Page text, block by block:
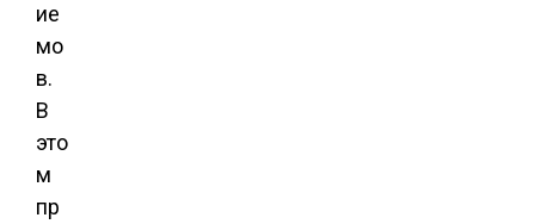
ие
мо
в.
В
это
м
пр